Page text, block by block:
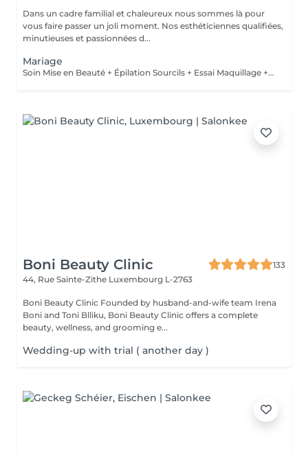
Dans un cadre familial et chaleureux nous sommes là pour
vous faire passer un joli moment. Nos esthéticiennes qualifiées,
minutieuses et passionnées d...
Mariage
Soin Mise en Beauté + Épilation Sourcils + Essai Maquillage + Maquillage Jour J + Soin des Mains
Boni Beauty Clinic
133
44, Rue Sainte-Zithe Luxembourg L-2763
Boni Beauty Clinic Founded by husband-and-wife team Irena
Boni and Toni Blliku, Boni Beauty Clinic offers a complete
beauty, wellness, and grooming e...
Wedding-up with trial ( another day )